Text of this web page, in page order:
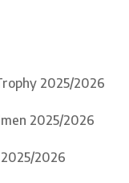
2025/2026
2025/2026
2026